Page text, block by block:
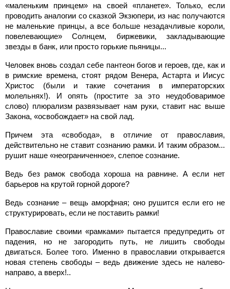
«маленьким принцем» на своей «планете». Только, если
проводить аналогии со сказкой Экзюпери, из нас получаются
не маленькие принцы, а все больше незадачливые короли,
повелевающие» Солнцем, биржевики, закладывающие
звезды в банк, или просто горькие пьяницы...
Человек вновь создал себе пантеон богов и героев, где, как и
в римские времена, стоят рядом Венера, Астарта и Иисус
Христос (были и такие сочетания в императорских
молельнях!). И опять (простите за это неудобоваримое
слово) плюрализм развязывает нам руки, ставит нас выше
Закона, «освобождает» на свой лад.
Причем эта «свобода», в отличие от православия,
действительно не ставит сознанию рамки. И таким образом...
рушит наше «неограниченное», слепое сознание.
Ведь без рамок свобода хороша на равнине. А если нет
барьеров на крутой горной дороге?
Ведь сознание – вещь аморфная; оно рушится если его не
структурировать, если не поставить рамки!
Православие своими «рамками» пытается предупредить от
падения, но не загородить путь, не лишить свободы
двигаться. Более того. Именно в православии открывается
новая степень свободы – ведь движение здесь не налево-
направо, а вверх!..